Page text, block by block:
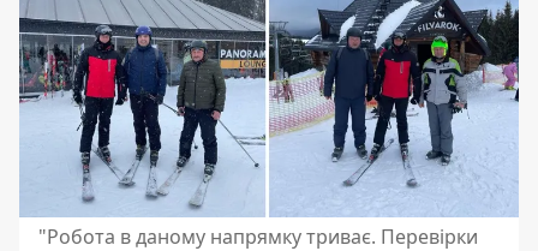
"Робота в даному напрямку триває. Перевірки